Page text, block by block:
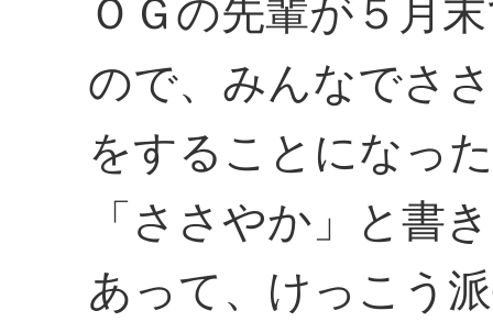
ＯＧの先輩が５月
ので、みんなでさ
をすることになっ
「ささやか」と書
あって、けっこう